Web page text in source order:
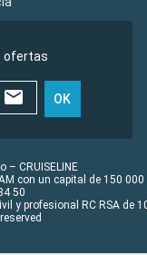
ofertas
OK
– CRUISELINE
con un capital de 150 000
50
y profesional RC RSA de